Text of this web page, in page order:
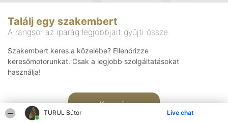
TURUL Bútor Live chat
Találj egy szakembert
A rangsor az iparág legjobbjait gyűjti össze
Szakembert keres a közelébe? Ellenőrizze
keresőmotorunkat. Csak a legjobb szolgáltatásokat
használja!
Keresés